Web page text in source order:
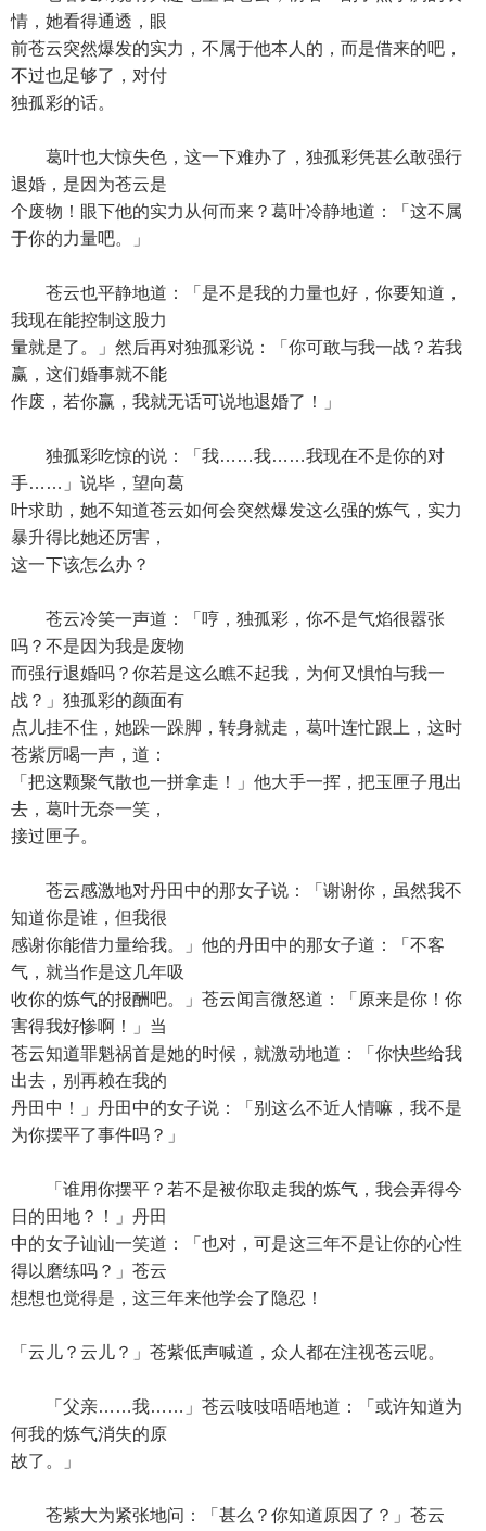
情，她看得通透，眼
前苍云突然爆发的实力，不属于他本人的，而是借来的吧，
不过也足够了，对付
独孤彩的话。
葛叶也大惊失色，这一下难办了，独孤彩凭甚么敢强行
退婚，是因为苍云是
个废物！眼下他的实力从何而来？葛叶冷静地道：「这不属
于你的力量吧。」
苍云也平静地道：「是不是我的力量也好，你要知道，
我现在能控制这股力
量就是了。」然后再对独孤彩说：「你可敢与我一战？若我
赢，这们婚事就不能
作废，若你赢，我就无话可说地退婚了！」
独孤彩吃惊的说：「我……我……我现在不是你的对
手……」说毕，望向葛
叶求助，她不知道苍云如何会突然爆发这么强的炼气，实力
暴升得比她还厉害，
这一下该怎么办？
苍云冷笑一声道：「哼，独孤彩，你不是气焰很嚣张
吗？不是因为我是废物
而强行退婚吗？你若是这么瞧不起我，为何又惧怕与我一
战？」独孤彩的颜面有
点儿挂不住，她跺一跺脚，转身就走，葛叶连忙跟上，这时
苍紫厉喝一声，道：
「把这颗聚气散也一拼拿走！」他大手一挥，把玉匣子甩出
去，葛叶无奈一笑，
接过匣子。
苍云感激地对丹田中的那女子说：「谢谢你，虽然我不
知道你是谁，但我很
感谢你能借力量给我。」他的丹田中的那女子道：「不客
气，就当作是这几年吸
收你的炼气的报酬吧。」苍云闻言微怒道：「原来是你！你
害得我好惨啊！」当
苍云知道罪魁祸首是她的时候，就激动地道：「你快些给我
出去，别再赖在我的
丹田中！」丹田中的女子说：「别这么不近人情嘛，我不是
为你摆平了事件吗？」
「谁用你摆平？若不是被你取走我的炼气，我会弄得今
日的田地？！」丹田
中的女子讪讪一笑道：「也对，可是这三年不是让你的心性
得以磨练吗？」苍云
想想也觉得是，这三年来他学会了隐忍！
「云儿？云儿？」苍紫低声喊道，众人都在注视苍云呢。
「父亲……我……」苍云吱吱唔唔地道：「或许知道为
何我的炼气消失的原
故了。」
苍紫大为紧张地问：「甚么？你知道原因了？」苍云